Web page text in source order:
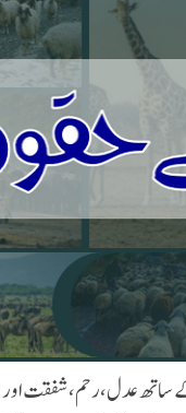
ساتھ عدل، رحم، شفقت اور